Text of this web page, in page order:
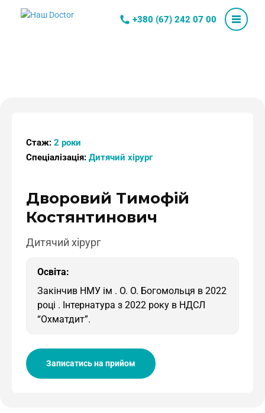
+380 (67) 242 07 00
Стаж: 2 роки
Спеціалізація: Дитячий хірург
Дворовий Тимофій
Костянтинович
Дитячий хірург
Освіта:
Закінчив НМУ ім . О. О. Богомольця в 2022
році . Інтернатура з 2022 року в НДСЛ
“Охматдит”.
Записатись на прийом